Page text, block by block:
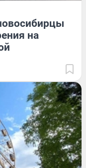
на